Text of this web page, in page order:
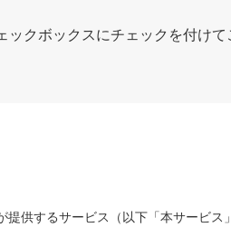
クボックスにチェックを付けて
供するサービス（以下「本サービス